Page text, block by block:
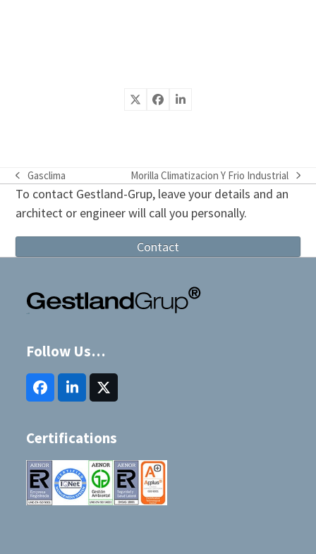
previous
post:
Gasclima
next
post:
Morilla Climatizacion Y Frio Industrial
To contact Gestland-Grup, leave your details and an
architect or engineer will call you personally.
Contact
Follow Us…
FacebookLinkedInTwitter
(deprecated)
Certifications